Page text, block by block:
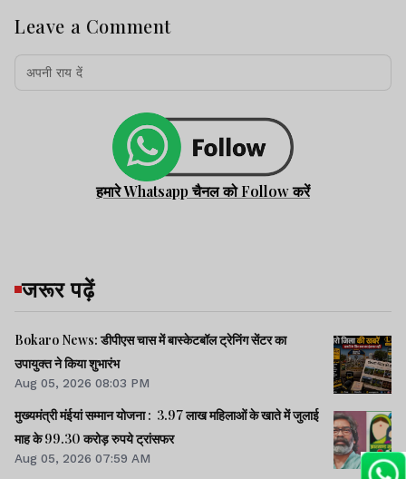
Leave a Comment
हमारे Whatsapp चैनल को Follow करें
जरूर पढ़ें
Bokaro News: डीपीएस चास में बास्केटबॉल ट्रेनिंग सेंटर का
उपायुक्त ने किया शुभारंभ
Aug 05, 2026 08:03 PM
मुख्यमंत्री मंईयां सम्मान योजना : 3.97 लाख महिलाओं के खाते में जुलाई
माह के 99.30 करोड़ रुपये ट्रांसफर
Aug 05, 2026 07:59 AM